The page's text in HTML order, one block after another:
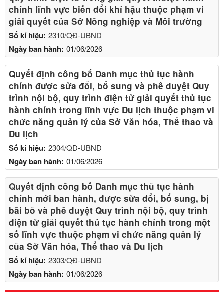
Số kí hiệu: 2310/QĐ-UBND
Ngày ban hành: 01/06/2026
chính lĩnh vực biến đổi khí hậu thuộc phạm vi
giải quyết của Sở Nông nghiệp và Môi trường
Số kí hiệu: 2304/QĐ-UBND
Ngày ban hành: 01/06/2026
Quyết định công bố Danh mục thủ tục hành
chính được sửa đổi, bổ sung và phê duyệt Quy
trình nội bộ, quy trình điện tử giải quyết thủ tục
hành chính trong lĩnh vực Du lịch thuộc phạm vi
chức năng quản lý của Sở Văn hóa, Thể thao và
Du lịch
Số kí hiệu: 2303/QĐ-UBND
Ngày ban hành: 01/06/2026
Quyết định công bố Danh mục thủ tục hành
chính mới ban hành, được sửa đổi, bổ sung, bị
bãi bỏ và phê duyệt Quy trình nội bộ, quy trình
điện tử giải quyết thủ tục hành chính trong một
số lĩnh vực thuộc phạm vi chức năng quản lý
của Sở Văn hóa, Thể thao và Du lịch